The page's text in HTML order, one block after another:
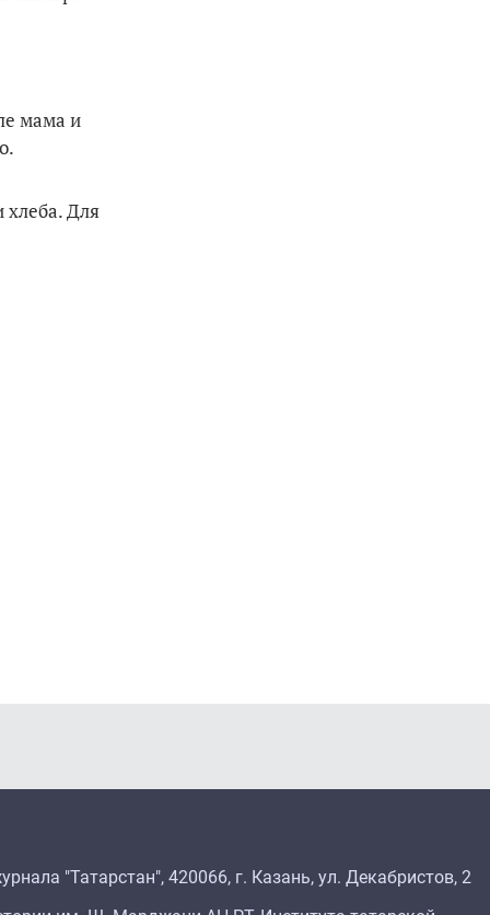
мама и
хлеба. Для
"Татарстан", 420066, г. Казань, ул. Декабристов, 2